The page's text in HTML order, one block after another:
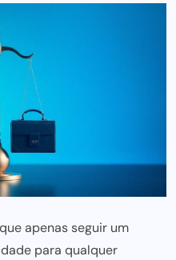
apenas seguir um
para qualquer